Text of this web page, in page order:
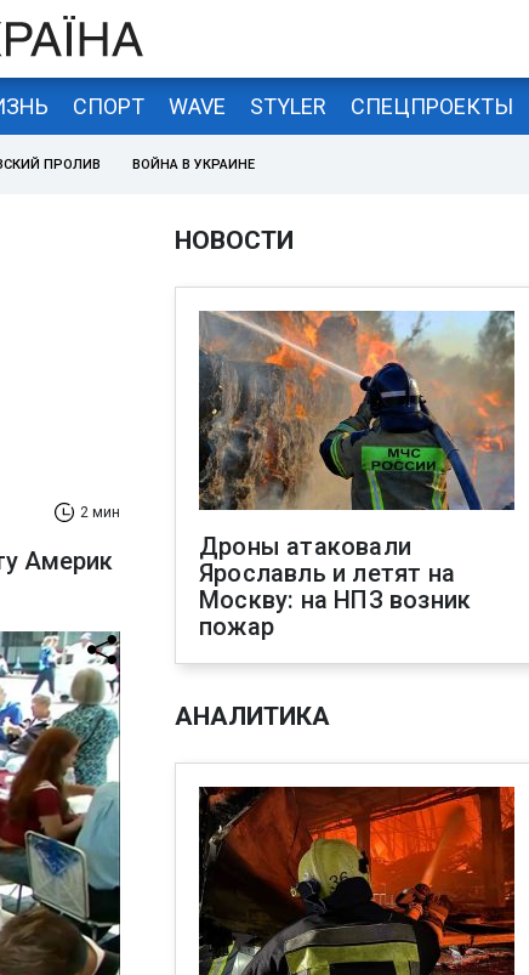
СПОРТ WAVE STYLER СПЕЦПРОЕКТЫ
ПРОЛИВ ВОЙНА В УКРАИНЕ
2 мин
Америк
НОВОСТИ
Дроны атаковали
Ярославль и летят на
Москву: на НПЗ возник
пожар
АНАЛИТИКА